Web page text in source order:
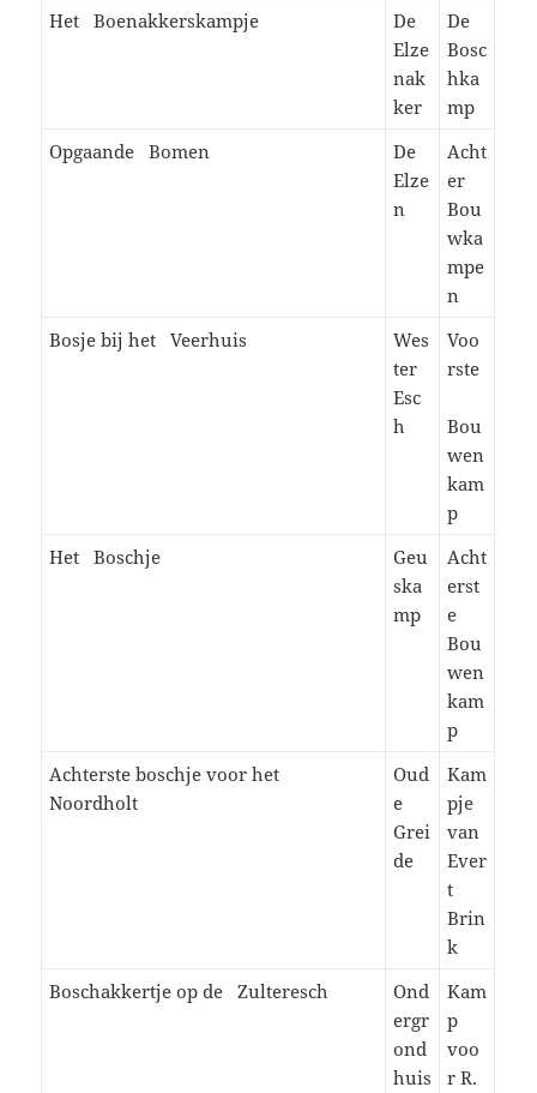
Het Boenakkerskampje
De
Elze
nak
ker
De
Bosc
hka
mp
Opgaande Bomen
De
Elze
n
Acht
er
Bou
wka
mpe
n
Bosje bij het Veerhuis
Wes
ter
Esc
h
Voo
rste
Bou
wen
kam
p
Het Boschje
Geu
ska
mp
Acht
erst
e
Bou
wen
kam
p
Achterste boschje voor het
Noordholt
Oud
e
Grei
de
Kam
pje
van
Ever
t
Brin
k
Boschakkertje op de Zulteresch
Ond
ergr
ond
huis
Kam
p
voo
r R.